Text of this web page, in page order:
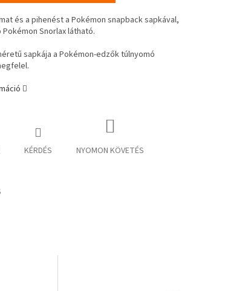
és a pihenést a Pokémon snapback sapkával,
Pokémon Snorlax látható.
sapkája a Pokémon-edzők túlnyomó
KÉRDÉS NYOMON KÖVETÉS